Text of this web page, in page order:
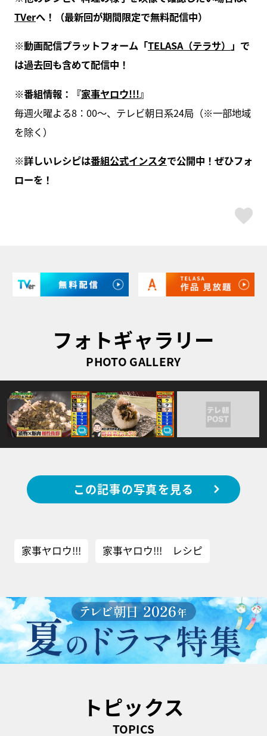
TVerへ！（最新回が期間限定で無料配信中）
※動画配信プラットフォーム「TELASA（テラサ） 」で
は過去回も含めて配信中！
※番組情報：『家事ヤロウ!!!』
毎週火曜よる8：00～、テレビ朝日系24局（※一部地域
を除く）
※詳しいレシピは番組公式インスタで公開中！ぜひフォ
ローを！
フォトギャラリー
PHOTO GALLERY
この記事の写真を見る
家事ヤロウ!!! 家事ヤロウ!!! レシピ
トピックス
TOPICS